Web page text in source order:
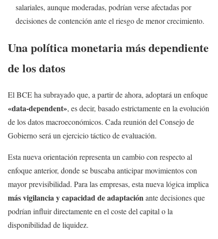
salariales, aunque moderadas, podrían verse afectadas por
decisiones de contención ante el riesgo de menor crecimiento.
Una política monetaria más dependiente
de los datos
El BCE ha subrayado que, a partir de ahora, adoptará un enfoque
«data-dependent», es decir, basado estrictamente en la evolución
de los datos macroeconómicos. Cada reunión del Consejo de
Gobierno será un ejercicio táctico de evaluación.
Esta nueva orientación representa un cambio con respecto al
enfoque anterior, donde se buscaba anticipar movimientos con
mayor previsibilidad. Para las empresas, esta nueva lógica implica
más vigilancia y capacidad de adaptaciónante decisiones que
podrían influir directamente en el coste del capital o la
disponibilidad de liquidez.